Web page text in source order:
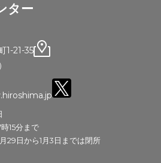
ター
1-21-35
15分まで
29日から1月3日までは閉所